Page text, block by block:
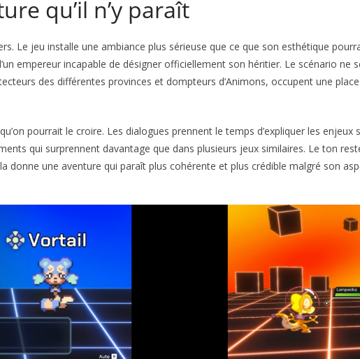
qu’il n’y paraît
Le jeu installe une ambiance plus sérieuse que ce que son esthétique
empereur incapable de désigner officiellement son héritier. Le scénario ne
des différentes provinces et dompteurs d’Animons, occupent une
pourrait le croire. Les dialogues prennent le temps d’expliquer les
qui surprennent davantage que dans plusieurs jeux similaires. Le ton
donne une aventure qui paraît plus cohérente et plus crédible malgré son